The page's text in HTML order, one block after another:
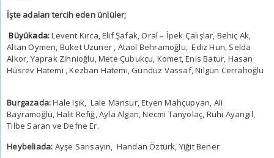
İşte adaları tercih eden ünlüler;
Büyükada:Levent Kırca, Elif Şafak, Oral – İpek Çalışlar, Behiç Ak,
Altan Öymen, Buket Uzuner , Ataol Behramoğlu, Ediz Hun, Selda
Alkor, Yaprak Zihnioğlu, Mete Çubukçu, Komet, Enis Batur, Hasan
Hüsrev Hatemi , Kezban Hatemi, Gündüz Vassaf, Nilgün Cerrahoğlu
Burgazada:Hale Işık, Lale Mansur, Etyen Mahçupyan, Ali
Bayramoğlu, Halit Refiğ, Ayla Algan, Necmi Tanyolaç, Ruhi Ayangil,
Tilbe Saran ve Defne Er.
Heybeliada: Ayşe Sarısayın, Handan Öztürk, Yiğit Bener